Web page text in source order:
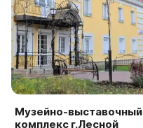
Музейно-выставочный
комплекс г.Лесной